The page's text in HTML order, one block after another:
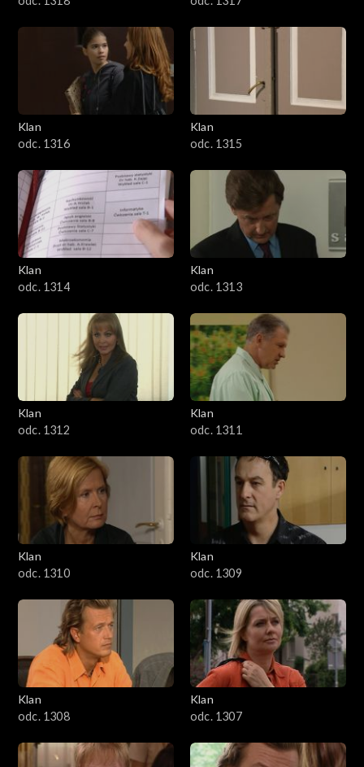
Klan
odc. 1316
Klan
odc. 1315
Klan
odc. 1314
Klan
odc. 1313
Klan
odc. 1312
Klan
odc. 1311
Klan
odc. 1310
Klan
odc. 1309
Klan
odc. 1308
Klan
odc. 1307